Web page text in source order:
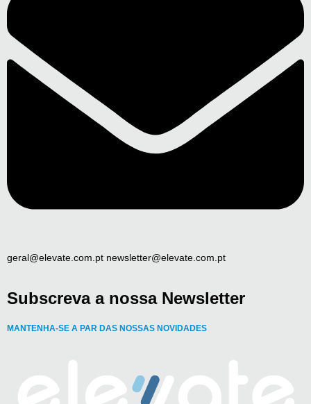
geral@elevate.com.pt newsletter@elevate.com.pt
Subscreva a nossa Newsletter
MANTENHA-SE A PAR DAS NOSSAS NOVIDADES